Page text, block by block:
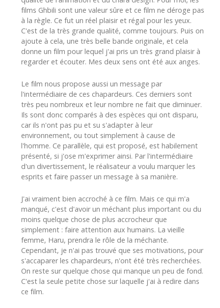
films Ghbili sont une valeur sûre et ce film ne déroge pas
à la règle. Ce fut un réel plaisir et régal pour les yeux.
C'est de la très grande qualité, comme toujours. Puis on
ajoute à cela, une très belle bande originale, et cela
donne un film pour lequel j'ai pris un très grand plaisir à
regarder et écouter. Mes deux sens ont été aux anges.
Le film nous propose aussi un message par
l'intermédiaire de ces chapardeurs. Ces derniers sont
très peu nombreux et leur nombre ne fait que diminuer.
Ils sont donc comparés à des espèces qui ont disparu,
car ils n'ont pas pu et su s'adapter à leur
environnement, ou tout simplement à cause de
l'homme. Ce parallèle, qui est proposé, est habilement
présenté, si j'ose m'exprimer ainsi. Par l'intermédiaire
d'un divertissement, le réalisateur a voulu marquer les
esprits et faire passer un message à sa manière.
J'ai vraiment bien accroché à ce film. Mais ce qui m'a
manqué, c'est d'avoir un méchant plus important ou du
moins quelque chose de plus accrocheur que
simplement : faire attention aux humains. La vieille
femme, Haru, prendra le rôle de la méchante.
Cependant, je n'ai pas trouvé que ses motivations, pour
s'accaparer les chapardeurs, n'ont été très recherchées.
On reste sur quelque chose qui manque un peu de fond.
C'est la seule petite chose sur laquelle j'ai à redire dans
ce film.